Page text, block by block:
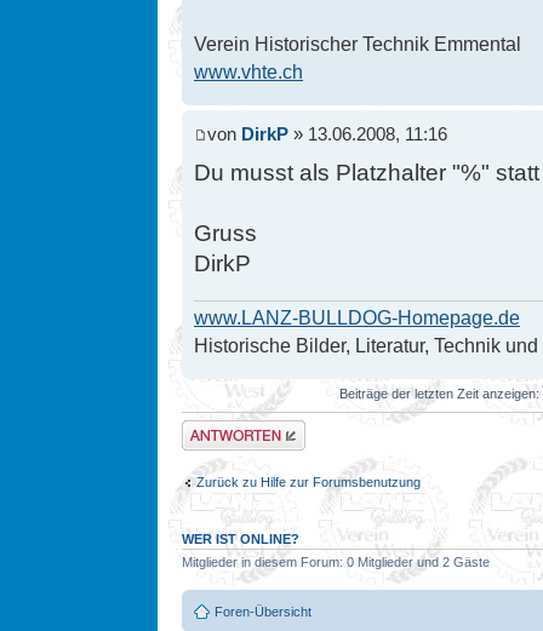
Verein Historischer Technik Emmental
www.vhte.ch
von DirkP » 13.06.2008, 11:16
Du musst als Platzhalter "%"
Gruss
DirkP
www.LANZ-BULLDOG-Homepage.de
Historische Bilder, Literatur, Technik
Beiträge der letzten Zeit anzeigen:
Antwort erstellen
Zurück zu Hilfe zur Forumsbenutzung
WER IST ONLINE?
Mitglieder in diesem Forum: 0 Mitglieder und 2 Gäste
Foren-Übersicht